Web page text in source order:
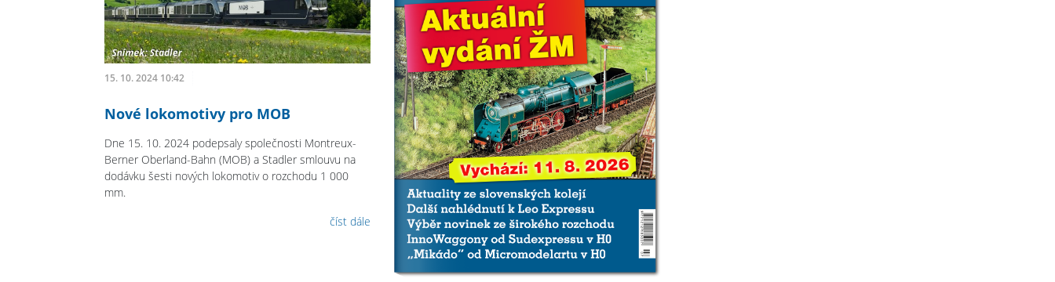
15. 10. 2024 10:42
Nové lokomotivy pro MOB
Dne 15. 10. 2024 podepsaly společnosti Montreux-
Berner Oberland-Bahn (MOB) a Stadler smlouvu na
dodávku šesti nových lokomotiv o rozchodu 1 000
mm.
číst dále